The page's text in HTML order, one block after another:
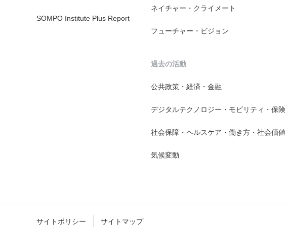
SOMPO Institute Plus Report
ネイチャー・クライメート
フューチャー・ビジョン
過去の活動
公共政策・経済・金融
デジタルテクノロジー・モビリティ・保険
社会保障・ヘルスケア・働き方・社会価値
気候変動
サイトポリシー サイトマップ